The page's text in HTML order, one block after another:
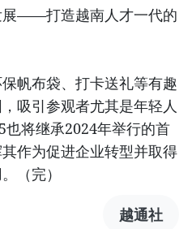
展——打造越南人才一代的
帆布袋、打卡送礼等有趣
吸引参观者尤其是年轻人
将继承2024年举行的首
作为促进企业转型并取得
（完）
越通社